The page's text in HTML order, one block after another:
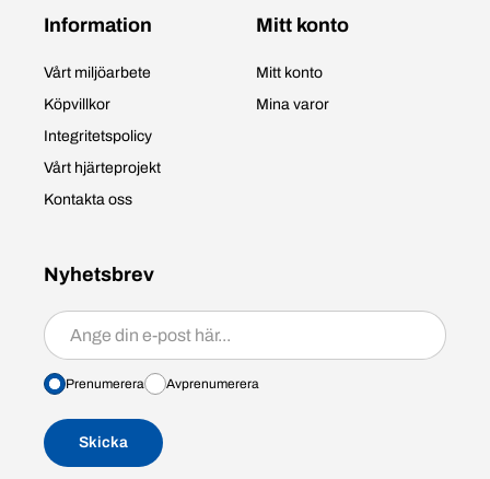
Information
Vårt miljöarbete
Köpvillkor
Integritetspolicy
Vårt hjärteprojekt
Kontakta oss
Mitt konto
Mitt konto
Mina varor
Nyhetsbrev
Prenumerera/avprenumerera
Prenumerera Avprenumerera
Skicka